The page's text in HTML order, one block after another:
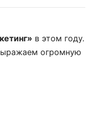
в этом году.
огромную